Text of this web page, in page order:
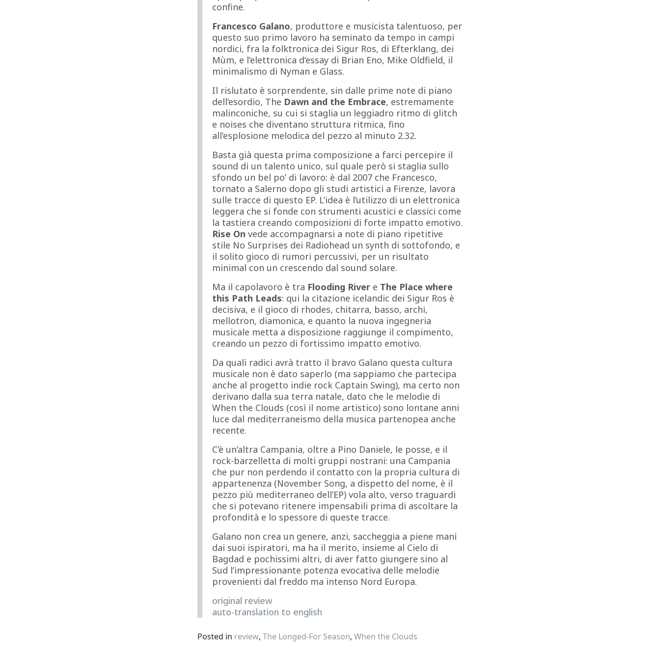
confine.
Francesco Galano, produttore e musicista talentuoso, per
questo suo primo lavoro ha seminato da tempo in campi
nordici, fra la folktronica dei Sigur Ros, di Efterklang, dei
Mùm, e l’elettronica d’essay di Brian Eno, Mike Oldfield, il
minimalismo di Nyman e Glass.
Il rislutato è sorprendente, sin dalle prime note di piano
dell’esordio, The Dawn and the Embrace, estremamente
malinconiche, su cui si staglia un leggiadro ritmo di glitch
e noises che diventano struttura ritmica, fino
all’esplosione melodica del pezzo al minuto 2.32.
Basta già questa prima composizione a farci percepire il
sound di un talento unico, sul quale però si staglia sullo
sfondo un bel po’ di lavoro: è dal 2007 che Francesco,
tornato a Salerno dopo gli studi artistici a Firenze, lavora
sulle tracce di questo EP. L’idea è l’utilizzo di un elettronica
leggera che si fonde con strumenti acustici e classici come
la tastiera creando composizioni di forte impatto emotivo.
Rise On vede accompagnarsi a note di piano ripetitive
stile No Surprises dei Radiohead un synth di sottofondo, e
il solito gioco di rumori percussivi, per un risultato
minimal con un crescendo dal sound solare.
Ma il capolavoro è tra Flooding River e The Place where
this Path Leads: qui la citazione icelandic dei Sigur Ros è
decisiva, e il gioco di rhodes, chitarra, basso, archi,
mellotron, diamonica, e quanto la nuova ingegneria
musicale metta a disposizione raggiunge il compimento,
creando un pezzo di fortissimo impatto emotivo.
Da quali radici avrà tratto il bravo Galano questa cultura
musicale non è dato saperlo (ma sappiamo che partecipa
anche al progetto indie rock Captain Swing), ma certo non
derivano dalla sua terra natale, dato che le melodie di
When the Clouds (così il nome artistico) sono lontane anni
luce dal mediterraneismo della musica partenopea anche
recente.
C’è un’altra Campania, oltre a Pino Daniele, le posse, e il
rock-barzelletta di molti gruppi nostrani: una Campania
che pur non perdendo il contatto con la propria cultura di
appartenenza (November Song, a dispetto del nome, è il
pezzo più mediterraneo dell’EP) vola alto, verso traguardi
che si potevano ritenere impensabili prima di ascoltare la
profondità e lo spessore di queste tracce.
Galano non crea un genere, anzi, saccheggia a piene mani
dai suoi ispiratori, ma ha il merito, insieme al Cielo di
Bagdad e pochissimi altri, di aver fatto giungere sino al
Sud l’impressionante potenza evocativa delle melodie
provenienti dal freddo ma intenso Nord Europa.
original review
auto-translation to english
Posted in review, The Longed-For Season, When the Clouds